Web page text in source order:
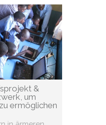
&
um
ermöglichen